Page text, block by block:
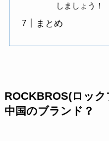
しましょう！
まとめ
ROCKBROS(ロッ
中国のブランド？